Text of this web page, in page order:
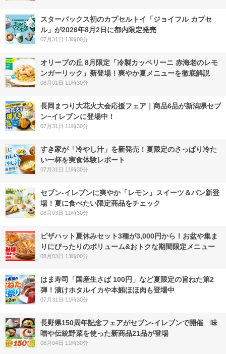
スターバックス初のカプセルトイ「ジョイフル カプセ
ル」が2026年8月2日に都内限定発売
07月31日 13時00分
オリーブの丘 8月限定「冷製カッペリーニ 赤海老のレモ
ンガーリック」新登場！爽やか夏メニューを徹底解説
08月01日 11時30分
長岡まつり大花火大会応援フェア｜商品6品が新潟県セブ
ン−イレブンに登場中！
07月31日 11時30分
すき家が「冷やし汁」を新発売！夏限定のさっぱり冷た
い一杯を実食体験レポート
07月31日 11時30分
セブン‐イレブンに爽やか「レモン」スイーツ＆パン新登
場！夏に食べたい限定商品をチェック
08月03日 11時30分
ピザハット夏休みセット3種が3,000円から！お盆や集ま
りにぴったりのボリューム&おトクな期間限定メニュー
08月03日 13時00分
はま寿司「国産生さば 100円」など夏限定の旨ねた第2
弾！漬けホタルイカや本鮪ほほ肉も登場中
07月31日 11時30分
長野県150周年記念フェアがセブン-イレブンで開催 味
噌や伝統野菜を使った新商品21品が登場
08月04日 11時30分